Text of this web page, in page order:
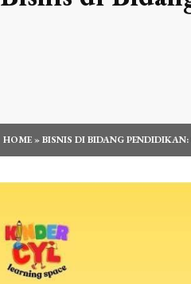
HOME»BISNIS DI BIDANG